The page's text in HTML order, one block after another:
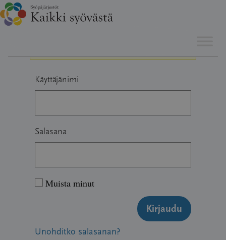
sisältöön
Käyttäjänimi
Salasana
Muista minut
Kirjaudu
Unohditko salasanan?